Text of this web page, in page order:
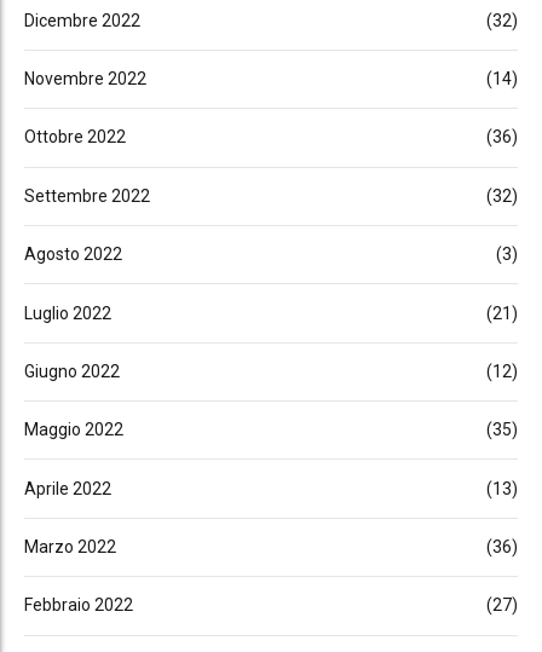
Dicembre 2022 (32)
Novembre 2022 (14)
Ottobre 2022 (36)
Settembre 2022 (32)
Agosto 2022 (3)
Luglio 2022 (21)
Giugno 2022 (12)
Maggio 2022 (35)
Aprile 2022 (13)
Marzo 2022 (36)
Febbraio 2022 (27)